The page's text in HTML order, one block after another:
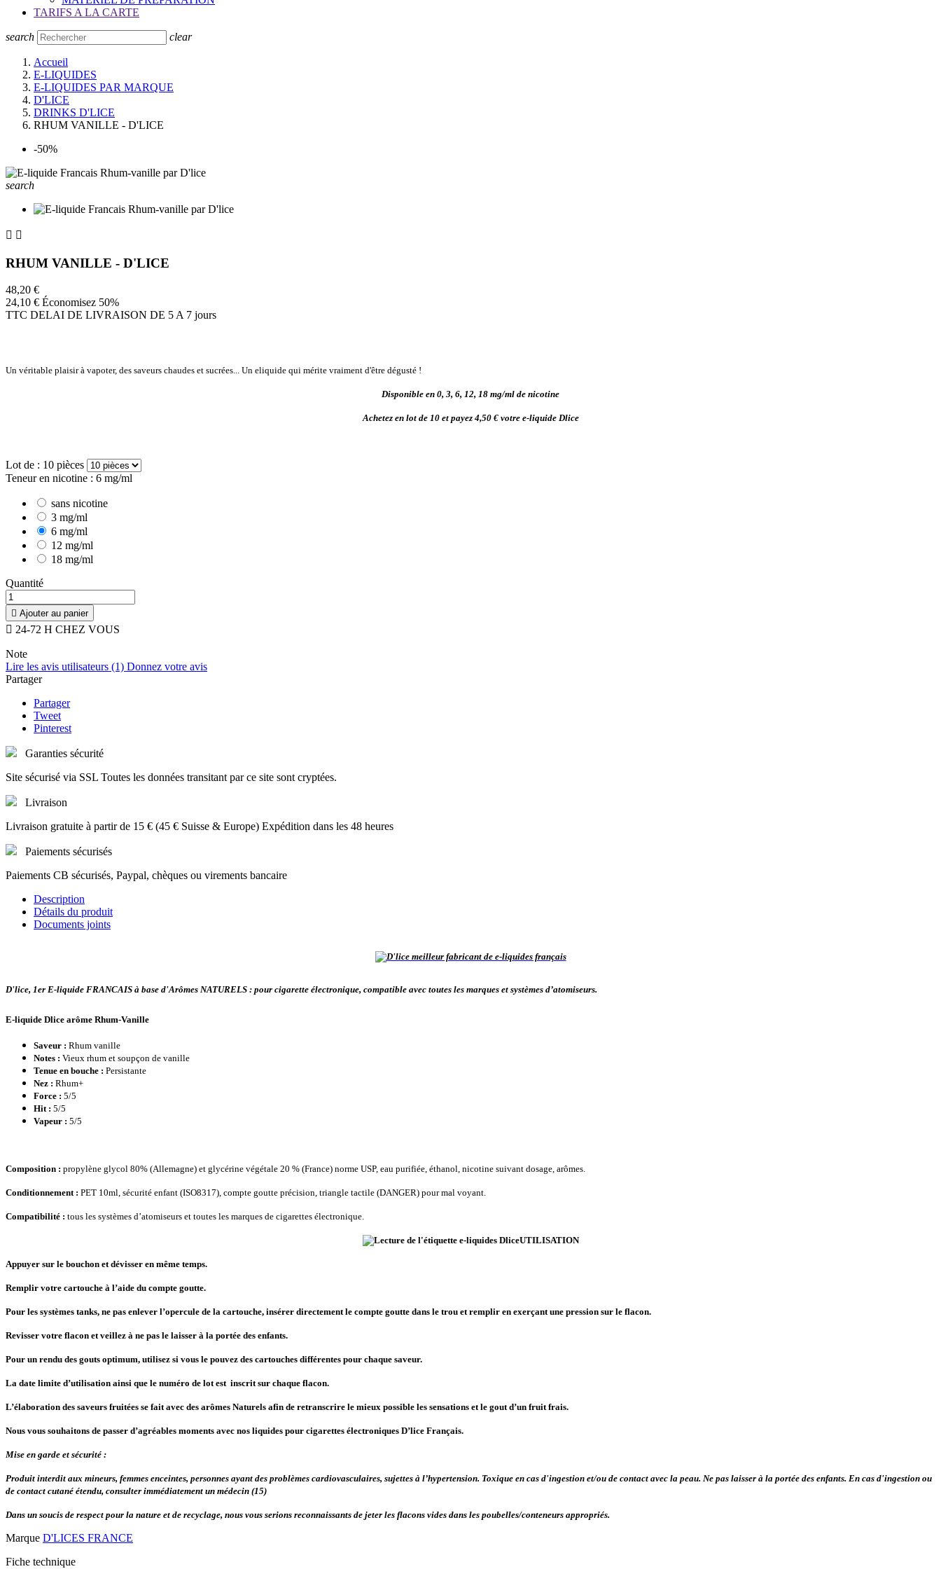
TARIFS A LA CARTE
search clear
Accueil
E-LIQUIDES
E-LIQUIDES PAR MARQUE
D'LICE
DRINKS D'LICE
RHUM VANILLE - D'LICE
-50%
search
 
RHUM VANILLE - D'LICE
48,20 €
24,10 € Économisez 50%
TTC DELAI DE LIVRAISON DE 5 A 7 jours
Un véritable plaisir à vapoter, des saveurs chaudes et sucrées... Un eliquide qui mérite vraiment d'être dégusté !
Disponible en 0, 3, 6, 12, 18 mg/ml de nicotine
Achetez en lot de 10 et payez 4,50 € votre e-liquide Dlice
Lot de : 10 pièces
Teneur en nicotine : 6 mg/ml
sans nicotine
3 mg/ml
6 mg/ml
12 mg/ml
18 mg/ml
Quantité
 Ajouter au panier
 24-72 H CHEZ VOUS
Note
Lire les avis utilisateurs (1) Donnez votre avis
Partager
Partager
Tweet
Pinterest
Garanties sécurité
Site sécurisé via SSL Toutes les données transitant par ce site sont cryptées.
Livraison
Livraison gratuite à partir de 15 € (45 € Suisse & Europe) Expédition dans les 48 heures
Paiements sécurisés
Paiements CB sécurisés, Paypal, chèques ou virements bancaire
Description
Détails du produit
Documents joints
D'lice, 1er E-liquide FRANCAIS à base d'Arômes NATURELS : pour cigarette électronique, compatible avec toutes les marques et systèmes d’atomiseurs.
E-liquide Dlice arôme Rhum-Vanille
Saveur : Rhum vanille
Notes : Vieux rhum et soupçon de vanille
Tenue en bouche : Persistante
Nez : Rhum+
Force : 5/5
Hit : 5/5
Vapeur : 5/5
Composition : propylène glycol 80% (Allemagne) et glycérine végétale 20 % (France) norme USP, eau purifiée, éthanol, nicotine suivant dosage, arômes.
Conditionnement : PET 10ml, sécurité enfant (ISO8317), compte goutte précision, triangle tactile (DANGER) pour mal voyant.
Compatibilité : tous les systèmes d’atomiseurs et toutes les marques de cigarettes électronique.
UTILISATION
Appuyer sur le bouchon et dévisser en même temps.
Remplir votre cartouche à l’aide du compte goutte.
Pour les systèmes tanks, ne pas enlever l’opercule de la cartouche, insérer directement le compte goutte dans le trou et remplir en exerçant une pression sur le flacon.
Revisser votre flacon et veillez à ne pas le laisser à la portée des enfants.
Pour un rendu des gouts optimum, utilisez si vous le pouvez des cartouches différentes pour chaque saveur.
La date limite d’utilisation ainsi que le numéro de lot est inscrit sur chaque flacon.
L’élaboration des saveurs fruitées se fait avec des arômes Naturels afin de retranscrire le mieux possible les sensations et le gout d’un fruit frais.
Nous vous souhaitons de passer d’agréables moments avec nos liquides pour cigarettes électroniques D’lice Français.
Mise en garde et sécurité :
Produit interdit aux mineurs, femmes enceintes, personnes ayant des problèmes cardiovasculaires, sujettes à l’hypertension. Toxique en cas d'ingestion et/ou de contact avec la peau. Ne pas laisser à la portée des enfants. En cas d'ingestion ou
de contact cutané étendu, consulter immédiatement un médecin (15)
Dans un soucis de respect pour la nature et de recyclage, nous vous serions reconnaissants de jeter les flacons vides dans les poubelles/conteneurs appropriés.
Marque D'LICES FRANCE
Fiche technique